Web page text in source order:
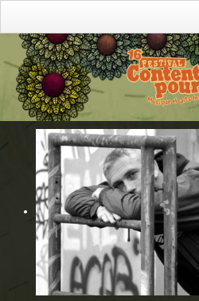
Prochains événements
L'association
Devenir bénévole
Agenda
Charte eco-festival
Partenaires
Contact
Faire un don
Editions précédentes
Contact